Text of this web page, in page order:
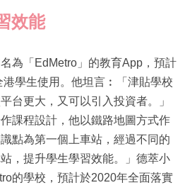
效能
為「EdMetro」的教育App，預計
學生使用。他坦言︰「津貼學校
台更大，又可以引入投資者。」
課程設計，他以鐵路地圖方式作
點為第一個上車站，經過不同的
，提升學生學習效能。」德萃小
的學校，預計於2020年全面落實